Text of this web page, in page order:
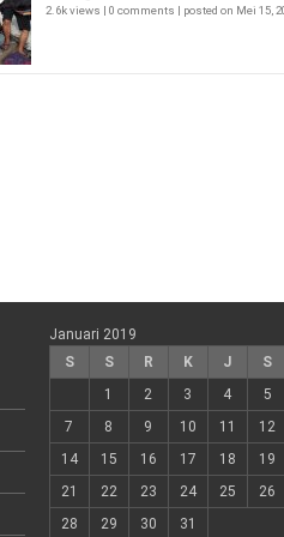
2.6k views | 0 comments | posted on Mei 15,
Januari 2019
S
S R K J S
1
2 3 4 5
7
8 9 10 11 12
14
15 16 17 18 19
21
22 23 24 25 26
28
29 30 31